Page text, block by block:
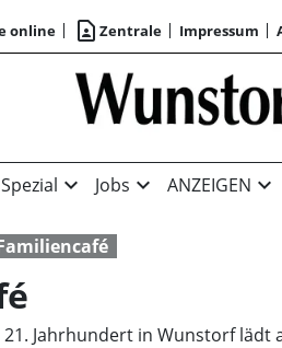
online contact_page Zentrale Impressum
expand_more Jobs expand_more ANZEIGEN expand_more
21. Jahrhundert in Wunstorf